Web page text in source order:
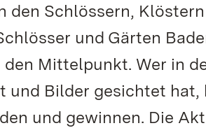
den Schlössern,
und Gärten
Mittelpunkt. Wer in
und Bilder gesichtet hat,
und gewinnen. Die